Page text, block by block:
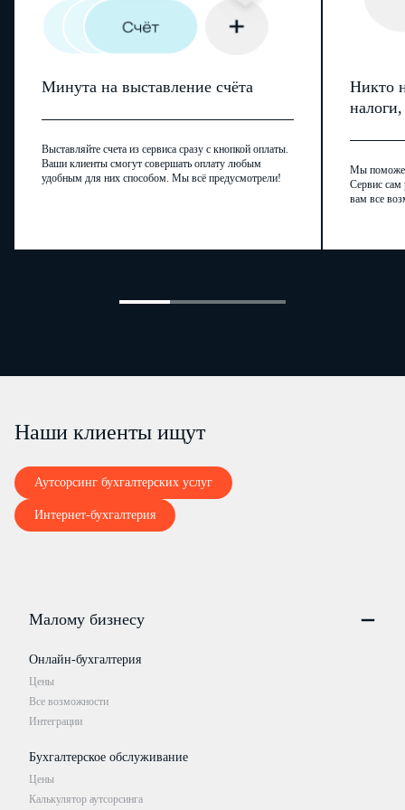
Минута на выставление счёта
Выставляйте счета из сервиса сразу с кнопкой оплаты.
Ваши клиенты смогут совершать оплату любым
удобным для них способом. Мы всё предусмотрели!
Никто
Мы
Сервис сам
вам все
Наши клиенты ищут
Аутсорсинг бухгалтерских услуг
Интернет-бухгалтерия
Малому бизнесу
Онлайн-бухгалтерия
Цены
Все возможности
Интеграции
Бухгалтерское обслуживание
Цены
Калькулятор аутсорсинга